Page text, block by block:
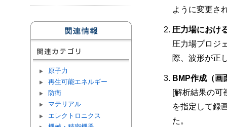
原子力
再生可能エネルギー
防衛
マテリアル
エレクトロニクス
ように変更さ
圧力場におけ
圧力場プロジ
際、波形が正
BMP作成（画
[解析結果の可
を指定して録
た。